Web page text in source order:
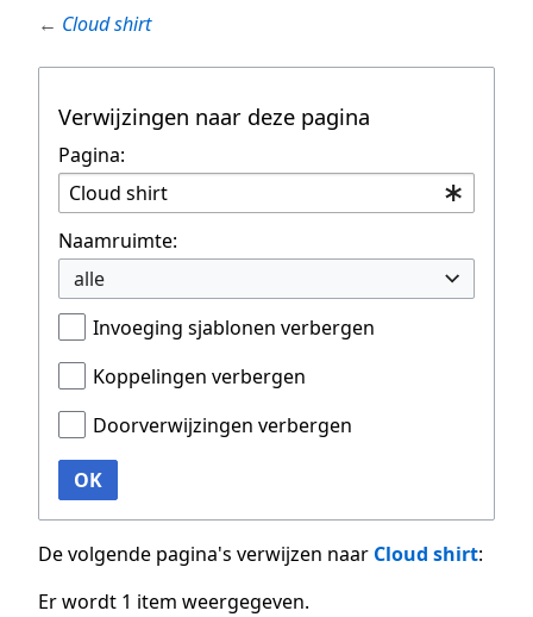
← Cloud shirt
Verwijzingen naar deze pagina
Pagina:
Naamruimte:
alle
Invoeging sjablonen verbergen
Koppelingen verbergen
Doorverwijzingen verbergen
OK
De volgende pagina's verwijzen naar Cloud shirt:
Er wordt 1 item weergegeven.